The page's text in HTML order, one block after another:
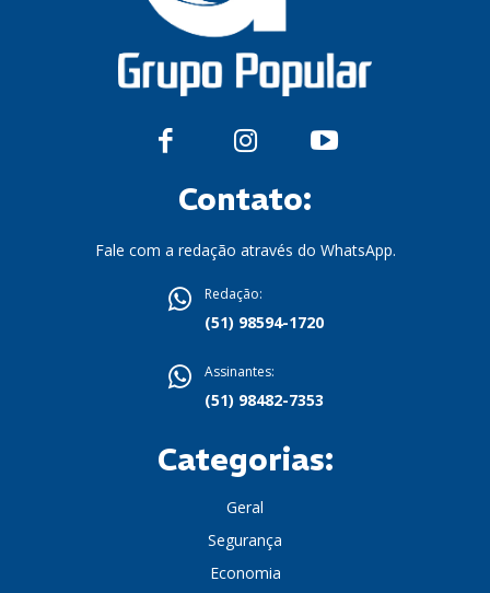
Contato:
Fale com a redação através do WhatsApp.
Redação:
(51) 98594-1720
Assinantes:
(51) 98482-7353
Categorias:
Geral
Segurança
Economia